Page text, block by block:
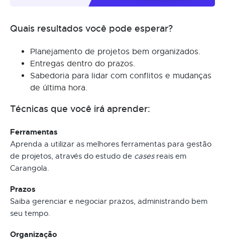
Quais resultados você pode esperar?
Planejamento de projetos bem organizados.
Entregas dentro do prazos.
Sabedoria para lidar com conflitos e mudanças
de última hora.
Técnicas que você irá aprender:
Ferramentas
Aprenda a utilizar as melhores ferramentas para gestão
de projetos, através do estudo de casesreais em
Carangola.
Prazos
Saiba gerenciar e negociar prazos, administrando bem
seu tempo.
Organização